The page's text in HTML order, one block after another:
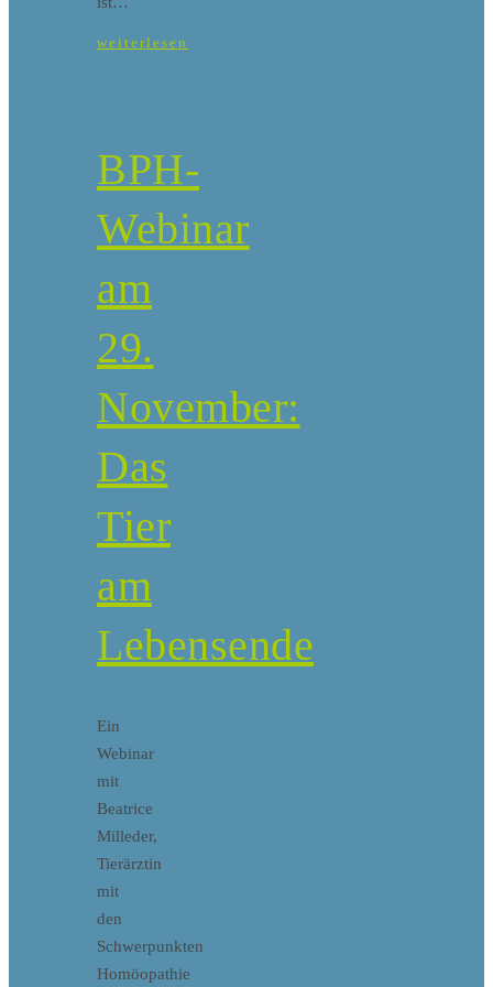
weiterlesen
BPH-
Webinar
am
29.
November:
Das
Tier
am
Lebensende
Ein
Webinar
mit
Beatrice
Milleder,
Tierärztin
mit
den
Schwerpunkten
Homöopathie